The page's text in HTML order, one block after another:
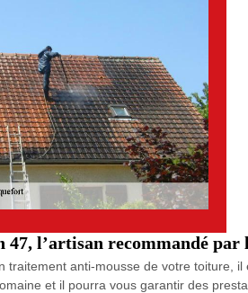
47, l’artisan recommandé
traitement anti-mousse de votre toiture,
et il pourra vous garantir des